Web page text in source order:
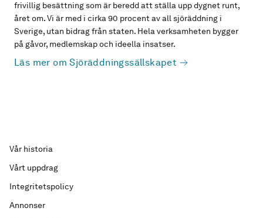
frivillig besättning som är beredd att ställa upp dygnet runt,
året om. Vi är med i cirka 90 procent av all sjöräddning i
Sverige, utan bidrag från staten. Hela verksamheten bygger
på gåvor, medlemskap och ideella insatser.
Läs mer om Sjöräddningssällskapet
Vår historia
Vårt uppdrag
Integritetspolicy
Annonser